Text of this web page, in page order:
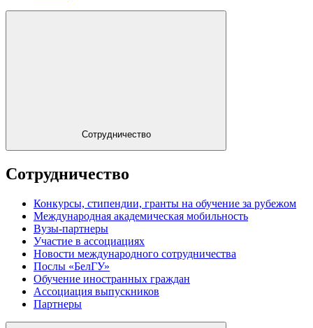
Сотрудничество
Сотрудничество
Конкурсы, стипендии, гранты на обучение за рубежом
Международная академическая мобильность
Вузы-партнеры
Участие в ассоциациях
Новости международного сотрудничества
Послы «БелГУ»
Обучение иностранных граждан
Ассоциация выпускников
Партнеры